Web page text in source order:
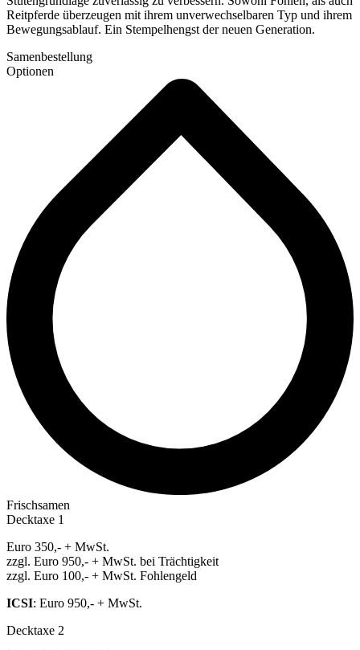
Reitpferde überzeugen mit ihrem unverwechselbaren Typ und ihrem
Bewegungsablauf. Ein Stempelhengst der neuen Generation.
Samenbestellung
Optionen
Frischsamen
Decktaxe 1
Euro 350,- + MwSt.
zzgl. Euro 950,- + MwSt. bei Trächtigkeit
zzgl. Euro 100,- + MwSt. Fohlengeld
ICSI: Euro 950,- + MwSt.
Decktaxe 2